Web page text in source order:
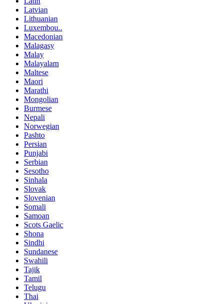
Latvian
Lithuanian
Luxembou..
Macedonian
Malagasy
Malay
Malayalam
Maltese
Maori
Marathi
Mongolian
Burmese
Nepali
Norwegian
Pashto
Persian
Punjabi
Serbian
Sesotho
Sinhala
Slovak
Slovenian
Somali
Samoan
Scots Gaelic
Shona
Sindhi
Sundanese
Swahili
Tajik
Tamil
Telugu
Thai